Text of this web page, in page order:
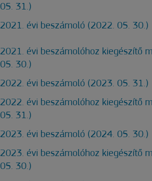
05. 31.)
2021. évi beszámoló (2022. 05. 30.)
2021. évi beszámolóhoz kiegészítő
05. 30.)
2022. évi beszámoló (2023. 05. 31.)
2022. évi beszámolóhoz kiegészítő
05. 31.)
2023. évi beszámoló (2024. 05. 30.)
2023. évi beszámolóhoz kiegészítő
05. 30.)